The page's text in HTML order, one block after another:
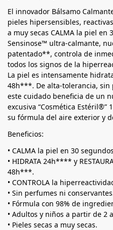
El innovador Bálsamo
pieles hipersensibles,
a muy secas CALMA la piel en
Sensinose™ ultra-calmante,
patentado**, controla de
todos los signos de la
La piel es intensamente
48h***. De alta-tolerancia, sin
este cuidado beneficia de un
excusiva “Cosmética Estéril®”
su fórmula del aire exterior y
Beneficios:
• CALMA la piel en 30
• HIDRATA 24h**** y
48h***.
• CONTROLA la
• Sin perfumes ni
• Fórmula con 98% de
• Adultos y niños a partir de 2
• Pieles secas a muy secas.